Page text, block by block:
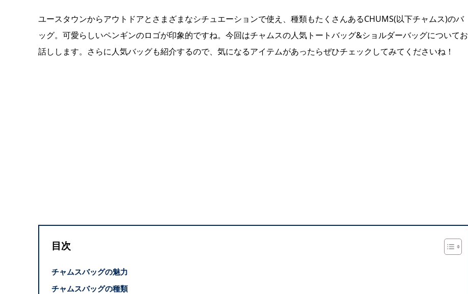
ユースタウンからアウトドアとさまざまなシチュエーションで使え、種類もたくさんあるCHUMS(以下チャムス)のバ
ッグ。可愛らしいペンギンのロゴが印象的ですね。今回はチャムスの人気トートバッグ&ショルダーバッグについてお
話しします。さらに人気バッグも紹介するので、気になるアイテムがあったらぜひチェックしてみてくださいね！
目次
チャムスバッグの魅力
チャムスバッグの種類